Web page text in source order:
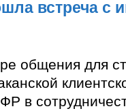
встреча с
общения для
в